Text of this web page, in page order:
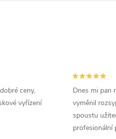
ceny,
vyřízení
Dnes mi pan
vyměnil
spoustu
profesionální